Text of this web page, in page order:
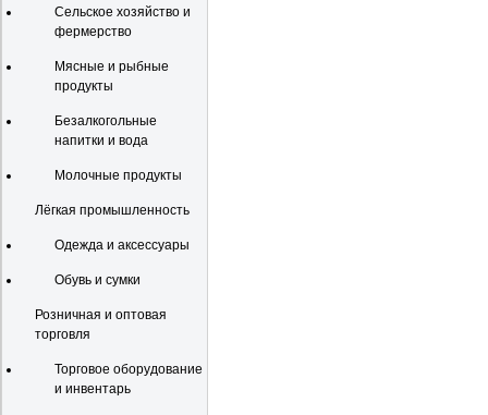
Сельское хозяйство и
фермерство
Мясные и рыбные
продукты
Безалкогольные
напитки и вода
Молочные продукты
Лёгкая промышленность
Одежда и аксессуары
Обувь и сумки
Розничная и оптовая
торговля
Торговое оборудование
и инвентарь